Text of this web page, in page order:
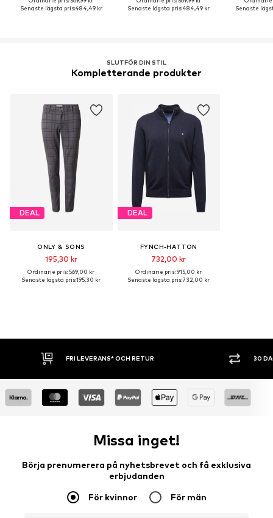
Senaste lägsta pris:484,49 kr
Senaste lägsta pris:484,49 kr
Senaste
SLUTFÖR DIN STIL
Kompletterande produkter
DEAL
ONLY & SONS
195,30 kr
Ordinarie pris: 569,00 kr
Senaste lägsta pris:195,30 kr
DEAL
FYNCH-HATTON
732,00 kr
Ordinarie pris: 915,00 kr
Senaste lägsta pris:732,00 kr
30 DAGARS ÖPPET KÖP
Missa inget!
Börja prenumerera på nyhetsbrevet och få exklusiva
erbjudanden
För kvinnor För män